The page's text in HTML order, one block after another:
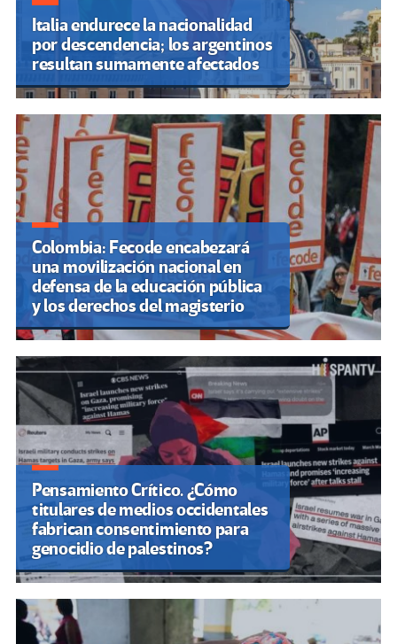
Italia endurece la nacionalidad
por descendencia; los argentinos
resultan sumamente afectados
Colombia: Fecode encabezará
una movilización nacional en
defensa de la educación pública
y los derechos del magisterio
Pensamiento Crítico. ¿Cómo
titulares de medios occidentales
fabrican consentimiento para
genocidio de palestinos?